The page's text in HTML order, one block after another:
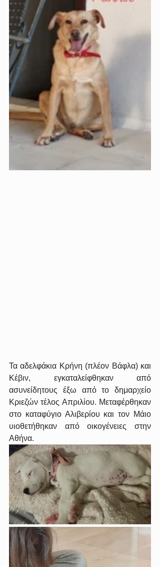
Τα αδελφάκια Κρήνη (πλέον Βάφλα) και
Κέβιν, εγκαταλείφθηκαν από
ασυνείδητους έξω από το δημαρχείο
Κριεζών τέλος Απριλίου. Μεταφέρθηκαν
στο καταφύγιο Αλιβερίου και τον Μάιο
υιοθετήθηκαν από οικογένειες στην
Αθήνα.